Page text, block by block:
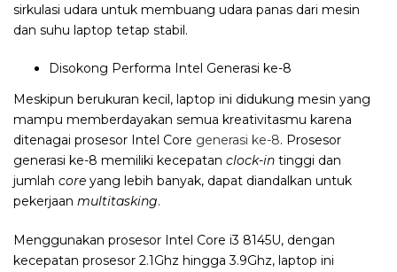
sirkulasi udara untuk membuang udara panas dari mesin
dan suhu laptop tetap stabil.
Disokong Performa Intel Generasi ke-8
Meskipun berukuran kecil, laptop ini didukung mesin yang
mampu memberdayakan semua kreativitasmu karena
ditenagai prosesor Intel Core generasi ke-8. Prosesor
generasi ke-8 memiliki kecepatan clock-in tinggi dan
jumlah core yang lebih banyak, dapat diandalkan untuk
pekerjaan multitasking.
Menggunakan prosesor Intel Core i3 8145U, dengan
kecepatan prosesor 2.1Ghz hingga 3.9Ghz, laptop ini